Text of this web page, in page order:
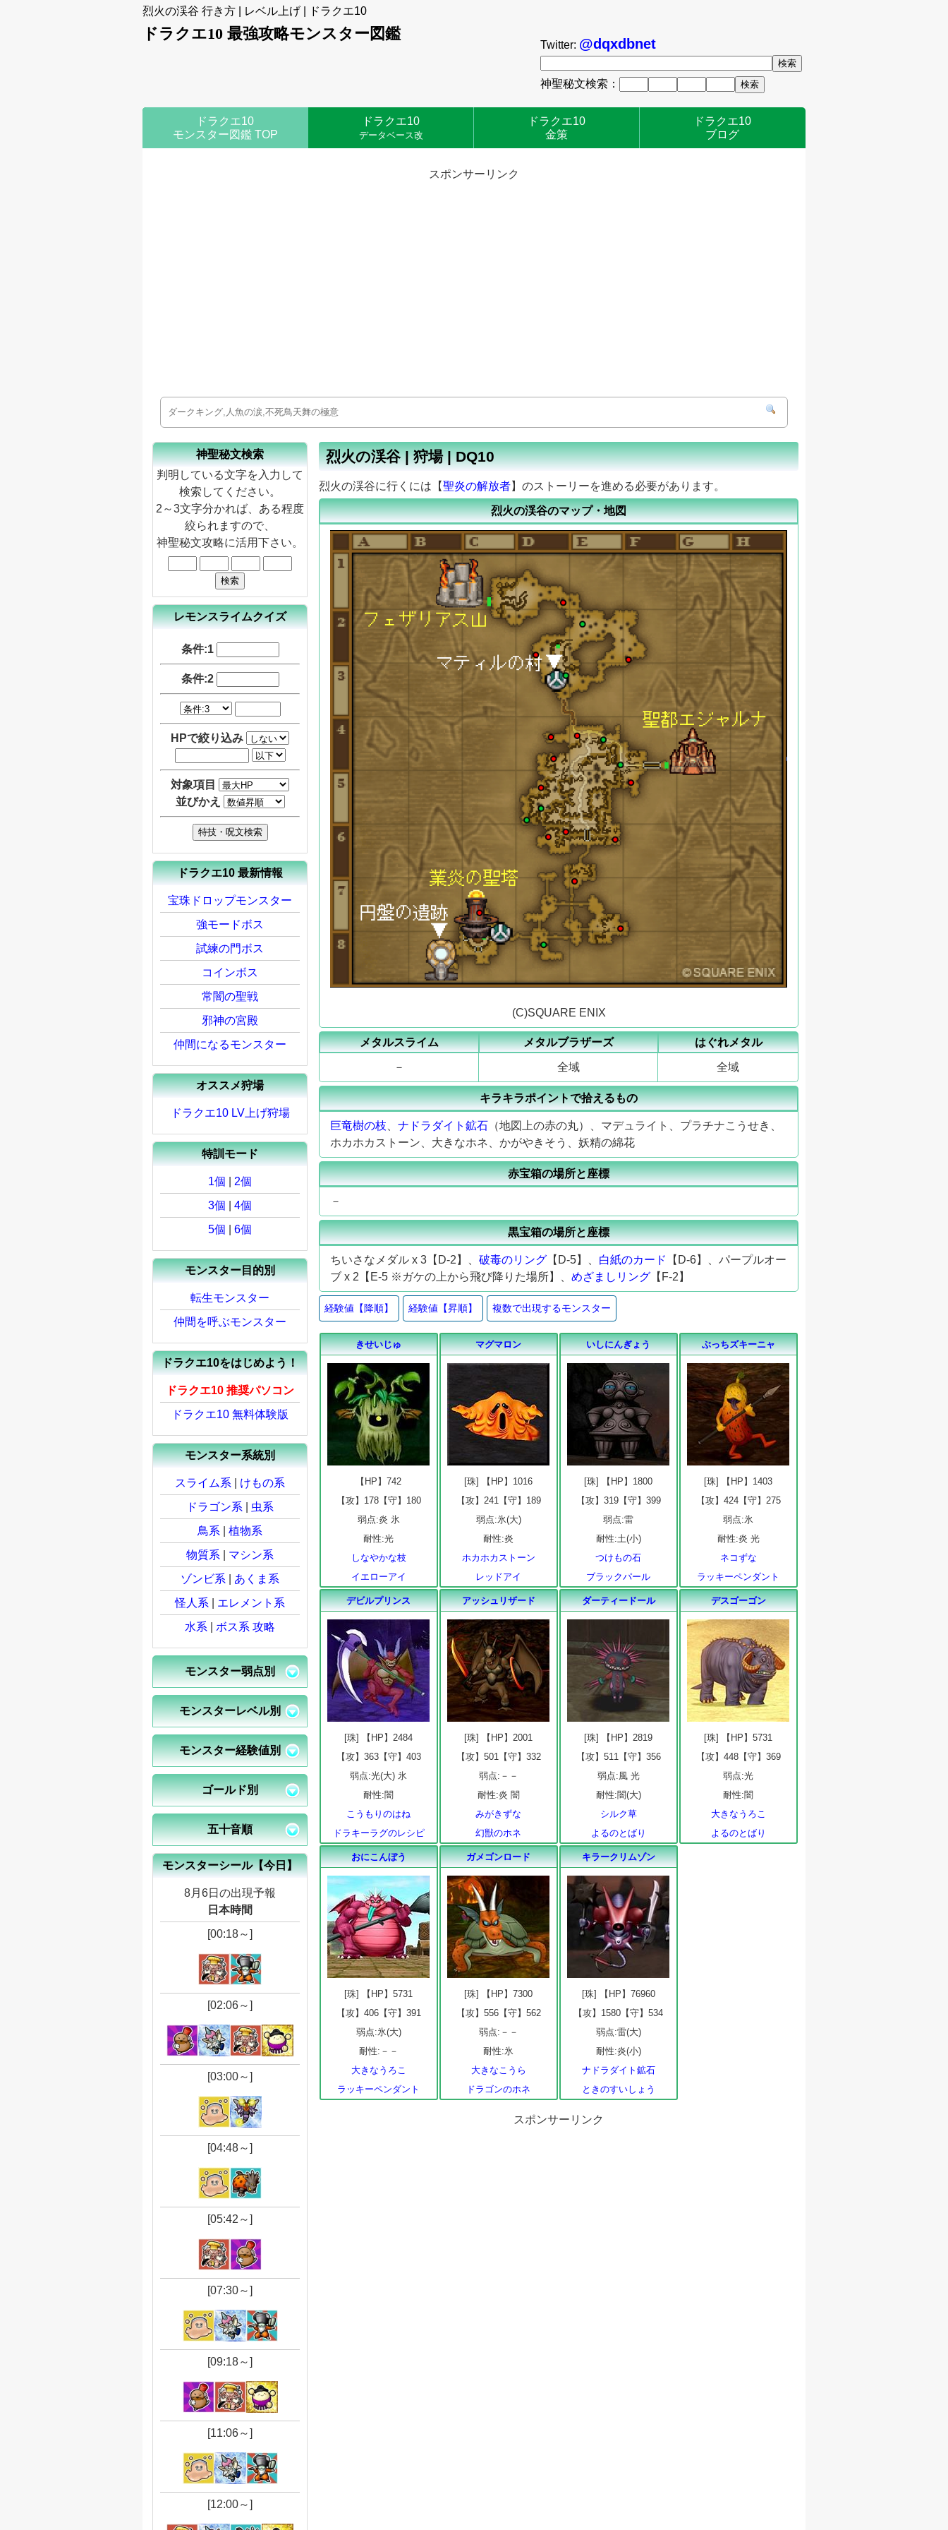
烈火の渓谷 行き方 | レベル上げ | ドラクエ10
ドラクエ10 最強攻略モンスター図鑑
Twitter: @dqxdbnet
神聖秘文検索：
ドラクエ10
モンスター図鑑 TOP
ドラクエ10
データベース改
ドラクエ10
金策
ドラクエ10
ブログ
スポンサーリンク
烈火の渓谷 | 狩場 | DQ10
烈火の渓谷に行くには【聖炎の解放者】のストーリーを進める必要があります。
烈火の渓谷のマップ・地図
(C)SQUARE ENIX
メタルスライム メタルブラザーズ はぐれメタル
－ 全域 全域
キラキラポイントで拾えるもの
巨竜樹の枝 ナドラダイト鉱石 （地図上の赤の丸）、マデュライト、プラチナこうせき、
ホカホカストーン、大きなホネ、かがやきそう、妖精の綿花
赤宝箱の場所と座標
－
黒宝箱の場所と座標
ちいさなメダル x 3【D-2】、 破毒のリング 【D-5】、 白紙のカード
【D-6】、パープルオー
ブ x 2【E-5 ※ガケの上から飛び降りた場所】、 めざましリング 【F-2】
経験値【降順】 経験値【昇順】 複数で出現するモンスター
きせいじゅ
【HP】742
【攻】178【守】180
弱点:炎 氷
耐性:光
しなやかな枝
イエローアイ
マグマロン
[珠] 【HP】1016
【攻】241【守】189
弱点:氷(大)
耐性:炎
ホカホカストーン
レッドアイ
いしにんぎょう
[珠] 【HP】1800
【攻】319【守】399
弱点:雷
耐性:土(小)
つけもの石
ブラックパール
ぶっちズキーニャ
[珠] 【HP】1403
【攻】424【守】275
弱点:氷
耐性:炎 光
ネコずな
ラッキーペンダント
デビルプリンス
[珠] 【HP】2484
【攻】363【守】403
弱点:光(大) 氷
耐性:闇
こうもりのはね
ドラキーラグのレシピ
アッシュリザード
[珠] 【HP】2001
【攻】501【守】332
弱点:－－
耐性:炎 闇
みがきずな
幻獣のホネ
ダーティードール
[珠] 【HP】2819
【攻】511【守】356
弱点:風 光
耐性:闇(大)
シルク草
よるのとばり
デスゴーゴン
[珠] 【HP】5731
【攻】448【守】369
弱点:光
耐性:闇
大きなうろこ
よるのとばり
おにこんぼう
[珠] 【HP】5731
【攻】406【守】391
弱点:氷(大)
耐性:－－
大きなうろこ
ラッキーペンダント
ガメゴンロード
[珠] 【HP】7300
【攻】556【守】562
弱点:－－
耐性:氷
大きなこうら
ドラゴンのホネ
キラークリムゾン
[珠] 【HP】76960
【攻】1580【守】534
弱点:雷(大)
耐性:炎(小)
ナドラダイト鉱石
ときのすいしょう
スポンサーリンク
神聖秘文検索
判明している文字を入力して
検索してください。
2～3文字分かれば、ある程度
絞られますので、
神聖秘文攻略に活用下さい。
レモンスライムクイズ
条件:1
条件:2
HPで絞り込み
対象項目
並びかえ
ドラクエ10 最新情報
宝珠ドロップモンスター
強モードボス
試練の門ボス
コインボス
常闇の聖戦
邪神の宮殿
仲間になるモンスター
オススメ狩場
ドラクエ10 LV上げ狩場
特訓モード
1個
2個
3個
4個
5個
6個
モンスター目的別
転生モンスター
仲間を呼ぶモンスター
ドラクエ10をはじめよう！
ドラクエ10 推奨パソコン
ドラクエ10 無料体験版
モンスター系統別
スライム系
けもの系
ドラゴン系
虫系
鳥系
植物系
物質系
マシン系
ゾンビ系
あくま系
怪人系
エレメント系
水系
ボス系 攻略
モンスター弱点別
モンスターレベル別
モンスター経験値別
ゴールド別
五十音順
モンスターシール【今日】
8月6日の出現予報
日本時間
[00:18～]
[02:06～]
[03:00～]
[04:48～]
[05:42～]
[07:30～]
[09:18～]
[11:06～]
[12:00～]